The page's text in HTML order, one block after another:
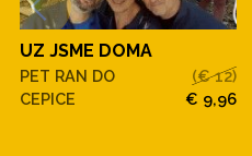
UZ JSME DOMA
PET RAN DO
CEPICE
(€ 12)
€ 9,96